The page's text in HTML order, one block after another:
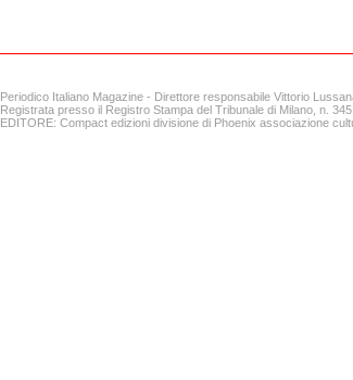
Periodico Italiano Magazine - Direttore responsabile Vittorio
Registrata presso il Registro Stampa del Tribunale di Milano, n.
EDITORE: Compact edizioni divisione di Phoenix associazione